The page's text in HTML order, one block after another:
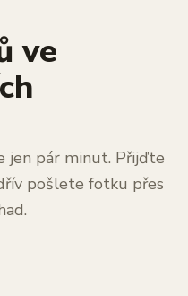
ve
jen pár minut. Přijďte
pošlete fotku přes